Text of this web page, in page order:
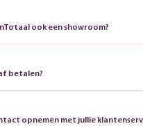
ook een showroom?
betalen?
opnemen met jullie